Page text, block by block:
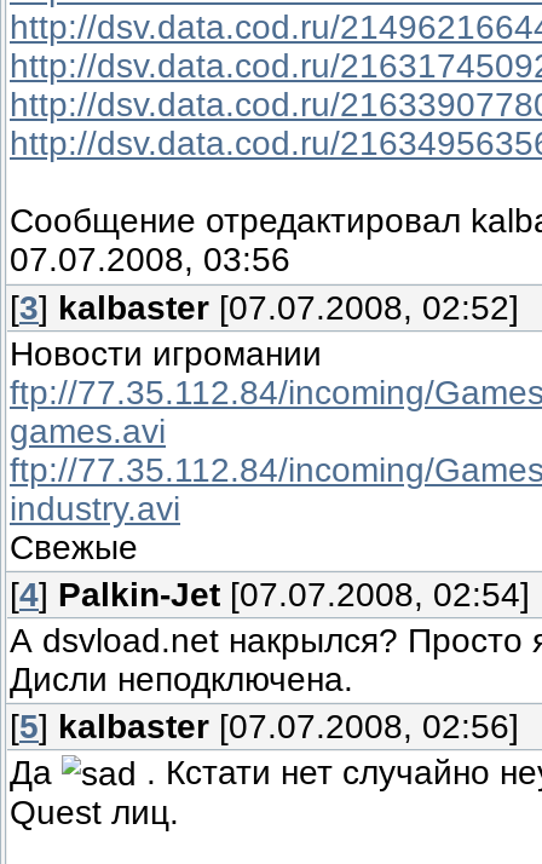
http://dsv.data.cod.ru/
http://dsv.data.cod.ru/
http://dsv.data.cod.ru/
http://dsv.data.cod.ru/
Сообщение отредактировал
07.07.2008, 03:56
[3] kalbaster [07.07.2008, 02:52]
Новости игромании
ftp://77.35.112.84/incoming/
games.avi
ftp://77.35.112.84/incoming/
industry.avi
Свежые
[4] Palkin-Jet [07.07.2008, 02:54]
А dsvload.net накрылся? Просто
Дисли неподключена.
[5] kalbaster [07.07.2008, 02:56]
Да
. Кстати нет случайно
Quest лиц.